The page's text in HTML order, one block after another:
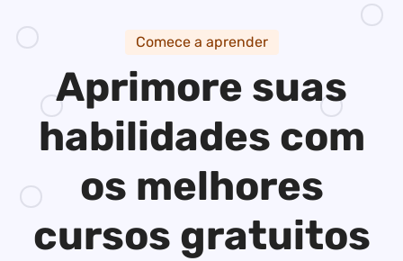
Comece a aprender
Aprimore suas
habilidades com
os melhores
cursos gratuitos